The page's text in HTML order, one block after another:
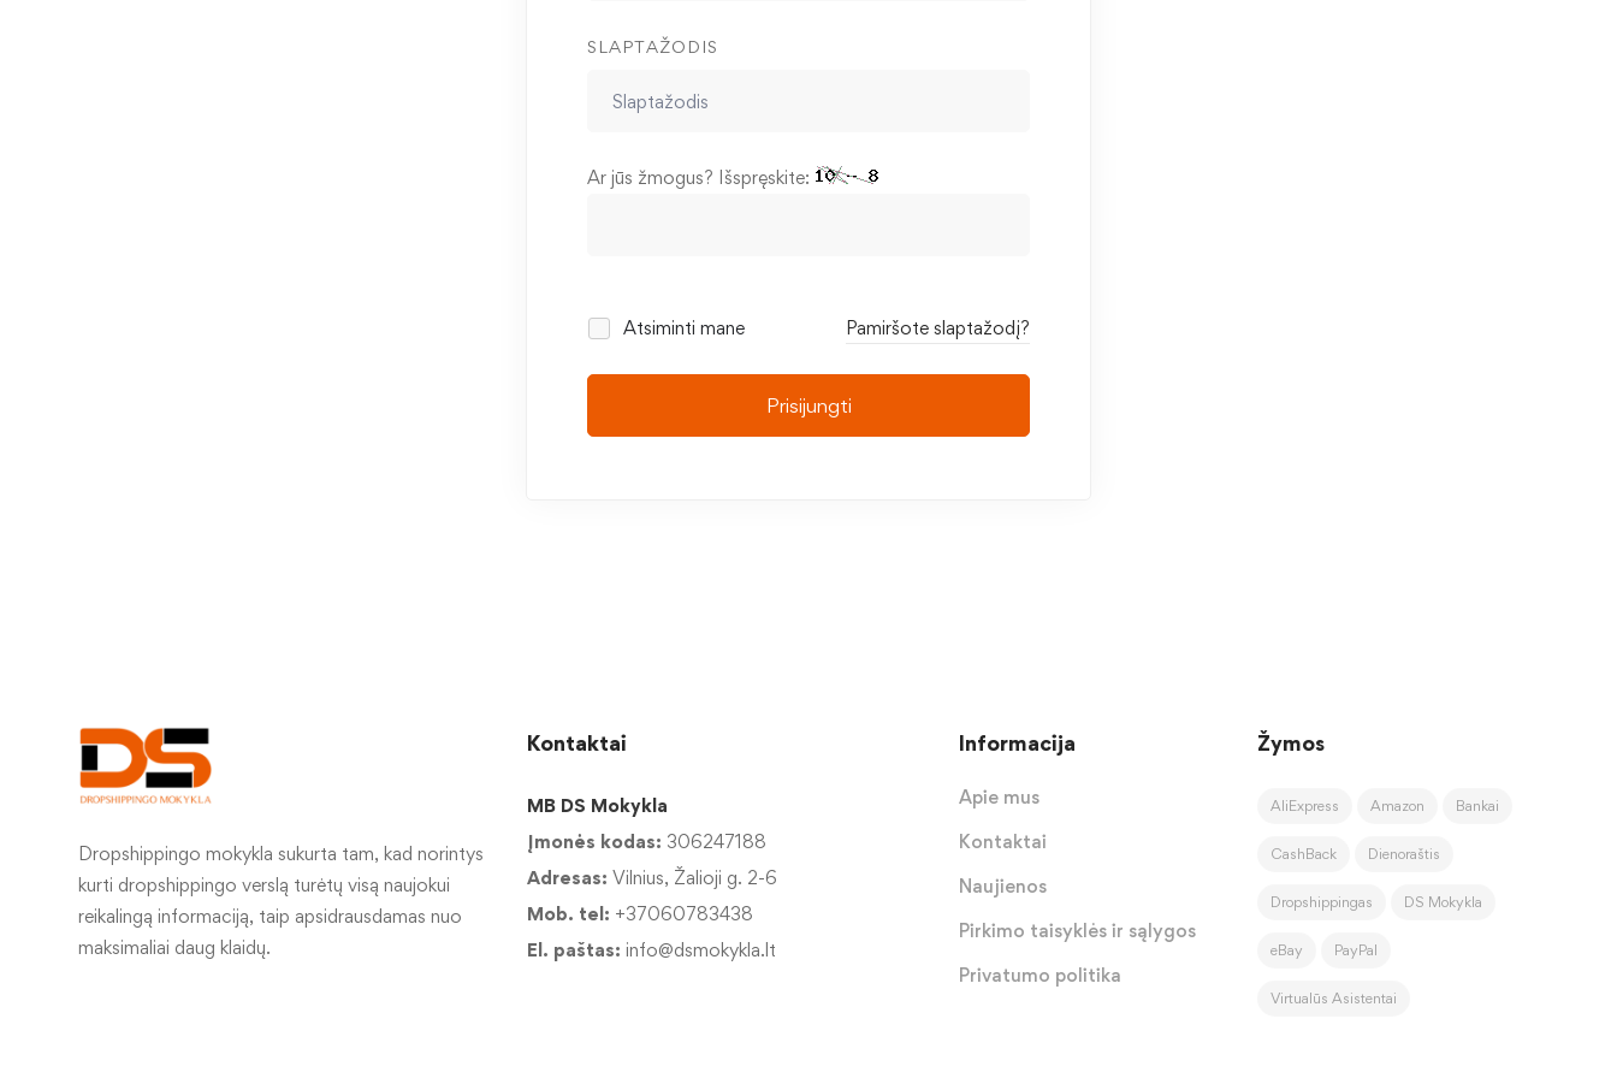
SLAPTAŽODIS
Ar jūs žmogus? Išspręskite:
Atsiminti mane Pamiršote slaptažodį?
Prisijungti
Dropshippingo mokykla sukurta tam, kad norintys
kurti dropshippingo verslą turėtų visą naujokui
reikalingą informaciją, taip apsidrausdamas nuo
maksimaliai daug klaidų.
Kontaktai
MB DS Mokykla
Įmonės kodas: 306247188
Adresas: Vilnius, Žalioji g. 2-6
Mob. tel: +37060783438
El. paštas: info@dsmokykla.lt
Informacija
Apie mus
Kontaktai
Naujienos
Pirkimo taisyklės ir sąlygos
Privatumo politika
Žymos
AliExpress Amazon Bankai
CashBack Dienoraštis
Dropshippingas DS Mokykla
eBay PayPal
Virtualūs Asistentai